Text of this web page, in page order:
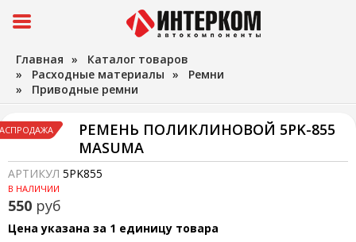
Главная » Каталог товаров
» Расходные материалы » Ремни
» Приводные ремни
РЕМЕНЬ ПОЛИКЛИНОВОЙ 5PK-855
MASUMA
АРТИКУЛ 5PK855
В НАЛИЧИИ
550 руб
Цена указана за 1 единицу товара